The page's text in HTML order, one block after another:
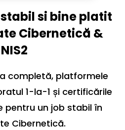
si bine platit
Cibernetică &
NIS2
completă, platformele
1-la-1 și certificările
pentru un job stabil în
Cibernetică.